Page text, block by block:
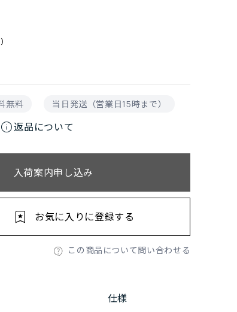
無料 当日発送（営業日15時まで）
info返品について
入荷案内申し込み
この商品について問い合わせる
お気に入りに登録する
仕様